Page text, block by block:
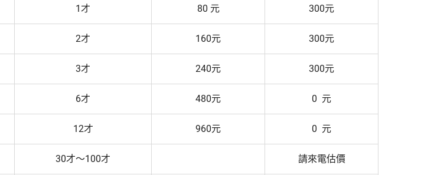
1才 80 元 300元
2才 160元 300元
3才 240元 300元
6才 480元 0 元
12才 960元 0 元
30才～100才 請來電估價